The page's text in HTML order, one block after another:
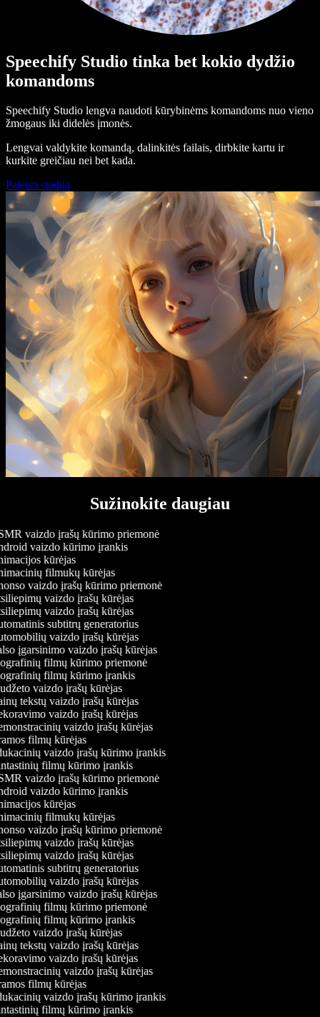
Speechify Studio tinka bet kokio dydžio
komandoms
Speechify Studio lengva naudoti kūrybinėms komandoms nuo vieno
žmogaus iki didelės įmonės.
Lengvai valdykite komandą, dalinkitės failais, dirbkite kartu ir
kurkite greičiau nei bet kada.
Paleisti studiją
Sužinokite daugiau
vaizdo įrašų kūrimo priemonė
vaizdo kūrimo įrankis
kūrėjas
filmukų kūrėjas
vaizdo įrašų kūrimo priemonė
vaizdo įrašų kūrėjas
vaizdo įrašų kūrėjas
subtitrų generatorius
vaizdo įrašų kūrėjas
įgarsinimo vaizdo įrašų kūrėjas
filmų kūrimo priemonė
filmų kūrimo įrankis
vaizdo įrašų kūrėjas
tekstų vaizdo įrašų kūrėjas
vaizdo įrašų kūrėjas
vaizdo įrašų kūrėjas
filmų kūrėjas
vaizdo įrašų kūrimo įrankis
filmų kūrimo įrankis
vaizdo įrašų kūrimo priemonė
vaizdo kūrimo įrankis
kūrėjas
filmukų kūrėjas
vaizdo įrašų kūrimo priemonė
vaizdo įrašų kūrėjas
vaizdo įrašų kūrėjas
subtitrų generatorius
vaizdo įrašų kūrėjas
įgarsinimo vaizdo įrašų kūrėjas
filmų kūrimo priemonė
filmų kūrimo įrankis
vaizdo įrašų kūrėjas
tekstų vaizdo įrašų kūrėjas
vaizdo įrašų kūrėjas
vaizdo įrašų kūrėjas
filmų kūrėjas
vaizdo įrašų kūrimo įrankis
filmų kūrimo įrankis